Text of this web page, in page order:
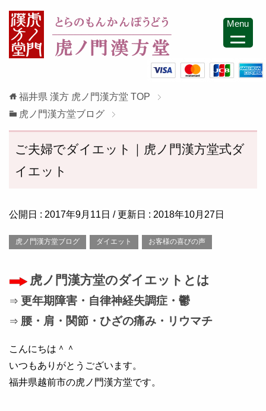
福井県 漢方 虎ノ門漢方堂 TOP
虎ノ門漢方堂ブログ
ご夫婦でダイエット｜虎ノ門漢方堂式ダ
イエット
公開日 : 2017年9月11日 / 更新日 : 2018年10月27日
虎ノ門漢方堂ブログ ダイエット お客様の喜びの声
虎ノ門漢方堂のダイエットとは
⇒ 更年期障害・自律神経失調症・鬱
⇒ 腰・肩・関節・ひざの痛み・リウマチ
こんにちは＾＾
いつもありがとうございます。
福井県越前市の虎ノ門漢方堂です。
Menu